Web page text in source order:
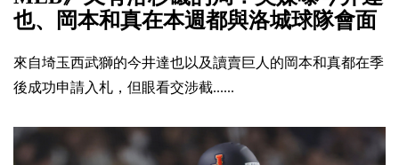
也、岡本和真在本週都與洛城球隊會面
來自埼玉西武獅的今井達也以及讀賣巨人的岡本和真都在季
後成功申請入札，但眼看交涉截......